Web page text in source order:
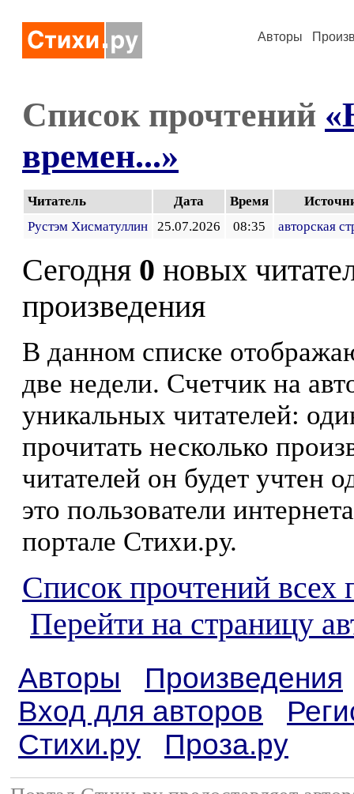
Авторы
Список прочтений
времен...»
Читатель Дата Время
Рустэм Хисматуллин
25.07.2026 08:35 авторская
Сегодня 0 новых
произведения
В данном списке
две недели. Счетчик на
уникальных читателей:
прочитать несколько
читателей он будет учтен
это пользователи
портале Стихи.ру.
Список прочтений всех
Перейти на страницу
Авторы
Произведения
Вход для авторов
Стихи.ру
Проза.ру